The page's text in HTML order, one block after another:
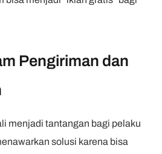
Pengiriman dan
menjadi tantangan bagi pelaku
solusi karena bisa